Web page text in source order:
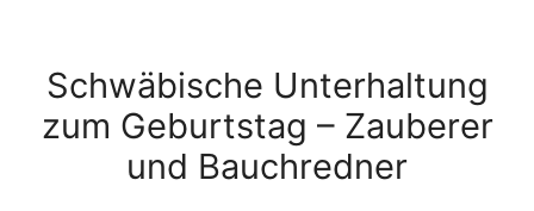
Schwäbische Unterhaltung
zum Geburtstag – Zauberer
und Bauchredner